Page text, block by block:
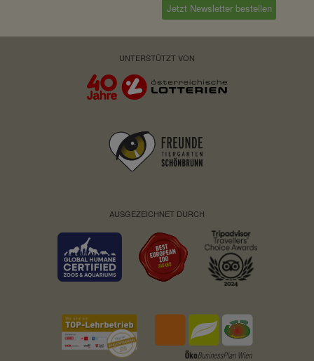
Jetzt Newsletter bestellen
UNTERSTÜTZT VON
AUSGEZEICHNET DURCH